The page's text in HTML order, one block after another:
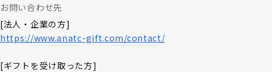
お問い合わせ先
[法人・企業の方]
https://www.anatc-gift.com/contact/
[ギフトを受け取った方]